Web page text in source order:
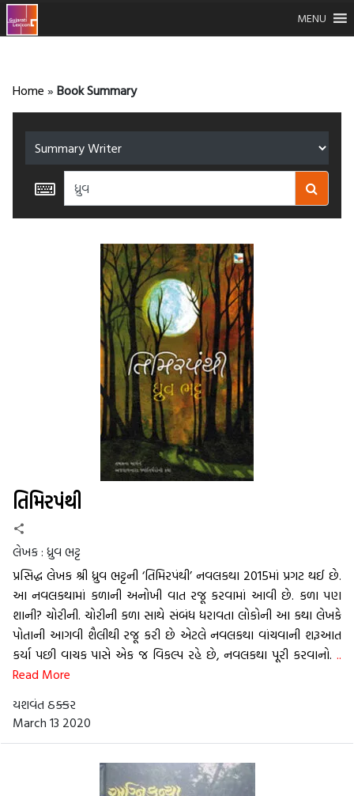
MENU
Home » Book Summary
તિમિરપંંથી
લેખક : ધ્રુવ ભટ્ટ
પ્રસિદ્ધ લેખક શ્રી ધ્રુવ ભટ્ટની ‘તિમિરપંથી’ નવલકથા 2015માં પ્રગટ થઈ છે.
આ નવલકથામાં કળાની અનોખી વાત રજૂ કરવામાં આવી છે. કળા પણ
શાની? ચોરીની. ચોરીની કળા સાથે સંબંધ ધરાવતા લોકોની આ કથા લેખકે
પોતાની આગવી શૈલીથી રજૂ કરી છે એટલે નવલકથા વાંચવાની શરૂઆત
કર્યા પછી વાચક પાસે એક જ વિકલ્પ રહે છે, નવલકથા પૂરી કરવાનો. ..
Read More
યશવંત ઠક્કર
March 13 2020